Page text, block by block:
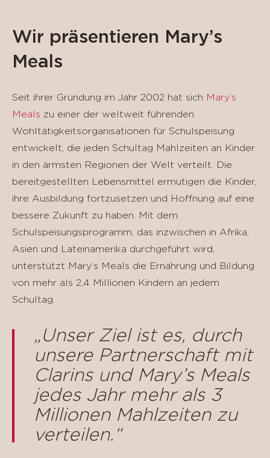
Wir präsentieren Mary’s
Meals
Seit ihrer Gründung im Jahr 2002 hat sich Mary’s
Meals zu einer der weltweit führenden
Wohltätigkeitsorganisationen für Schulspeisung
entwickelt, die jeden Schultag Mahlzeiten an Kinder
in den ärmsten Regionen der Welt verteilt. Die
bereitgestellten Lebensmittel ermutigen die Kinder,
ihre Ausbildung fortzusetzen und Hoffnung auf eine
bessere Zukunft zu haben. Mit dem
Schulspeisungsprogramm, das inzwischen in Afrika,
Asien und Lateinamerika durchgeführt wird,
unterstützt Mary’s Meals die Ernährung und Bildung
von mehr als 2,4 Millionen Kindern an jedem
Schultag.
„Unser Ziel ist es, durch
unsere Partnerschaft mit
Clarins und Mary’s Meals
jedes Jahr mehr als 3
Millionen Mahlzeiten zu
verteilen.“